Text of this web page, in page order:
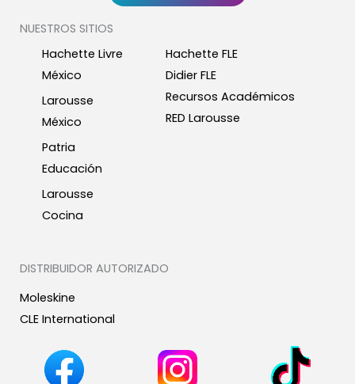
NUESTROS SITIOS
Hachette Livre
México
Larousse
México
Patria
Educación
Larousse
Cocina
Hachette FLE
Didier FLE
Recursos Académicos
RED Larousse
DISTRIBUIDOR AUTORIZADO
Moleskine
CLE International